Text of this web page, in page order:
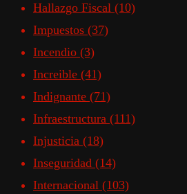
Hallazgo Fiscal (10)
Impuestos (37)
Incendio (3)
Increible (41)
Indignante (71)
Infraestructura (111)
Injusticia (18)
Inseguridad (14)
Internacional (103)